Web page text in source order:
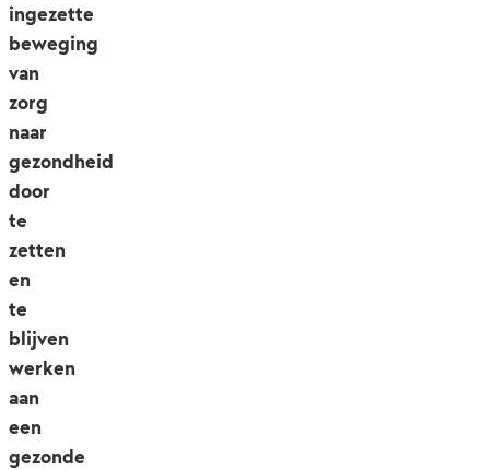
ingezette
beweging
van
zorg
naar
gezondheid
door
te
zetten
en
te
blijven
werken
aan
een
gezonde